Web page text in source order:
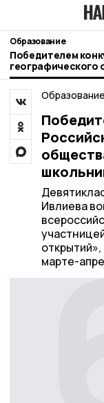
Образование
Победителем
географического
бондарская
Образование
Ивлиева
марте-